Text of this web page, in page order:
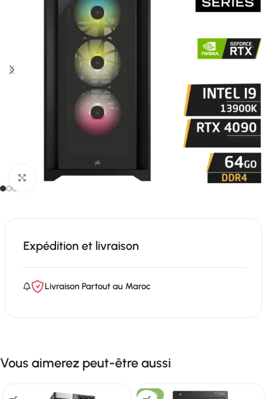
Click to enlarge
Expédition et livraison
Livraison Partout au Maroc
Vous aimerez peut-être aussi
-24%